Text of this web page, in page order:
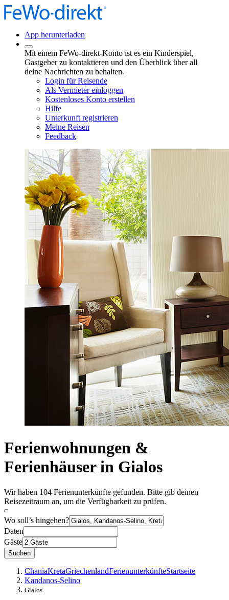
App herunterladen
Mit einem FeWo-direkt-Konto ist es ein Kinderspiel,
Gastgeber zu kontaktieren und den Überblick über all
deine Nachrichten zu behalten.
Login für Reisende
Als Vermieter einloggen
Kostenloses Konto erstellen
Hilfe
Unterkunft registrieren
Meine Reisen
Feedback
Ferienwohnungen &
Ferienhäuser in Gialos
Wir haben 104 Ferienunterkünfte gefunden. Bitte gib deinen
Reisezeitraum an, um die Verfügbarkeit zu prüfen.
Wo soll’s hingehen?
Daten
Gäste
Suchen
ChaniaKretaGriechenlandFerienunterkünfteStartseite
Kandanos-Selino
Gialos